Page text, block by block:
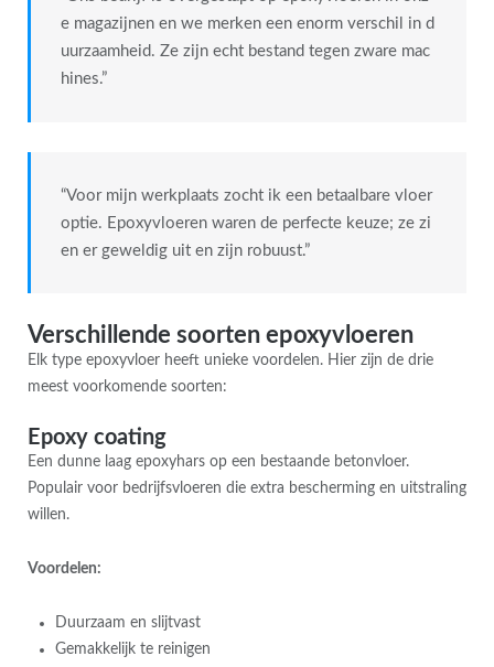
e magazijnen en we merken een enorm verschil in d
uurzaamheid. Ze zijn echt bestand tegen zware mac
hines.”
“Voor mijn werkplaats zocht ik een betaalbare vloer
optie. Epoxyvloeren waren de perfecte keuze; ze zi
en er geweldig uit en zijn robuust.”
Verschillende soorten epoxyvloeren
Elk type epoxyvloer heeft unieke voordelen. Hier zijn de drie
meest voorkomende soorten:
Epoxy coating
Een dunne laag epoxyhars op een bestaande betonvloer.
Populair voor bedrijfsvloeren die extra bescherming en uitstraling
willen.
Voordelen:
Duurzaam en slijtvast
Gemakkelijk te reinigen